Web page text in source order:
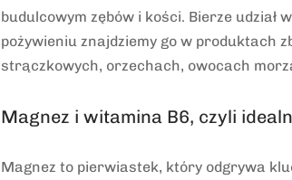
budulcowym zębów i kości. Bierze udział
pożywieniu znajdziemy go w produktach
strączkowych, orzechach, owocach
Magnez i witamina B6, czyli
Magnez to pierwiastek, który odgrywa